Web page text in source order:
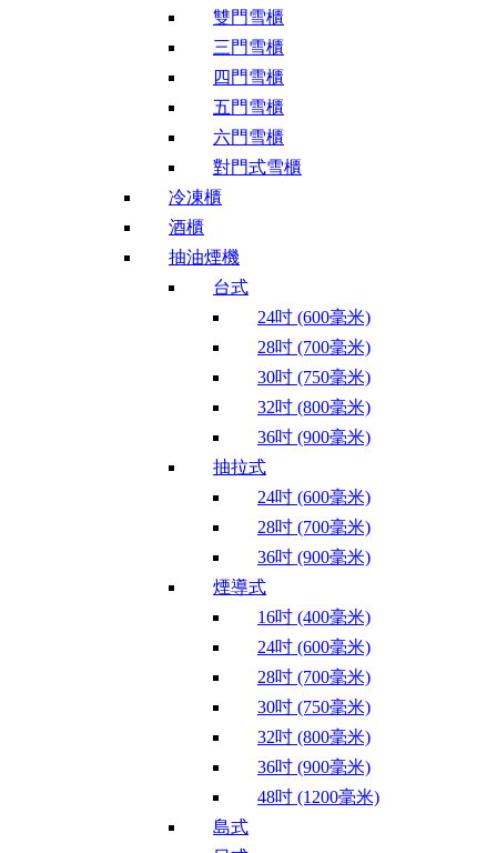
雙門雪櫃
三門雪櫃
四門雪櫃
五門雪櫃
六門雪櫃
對門式雪櫃
冷凍櫃
酒櫃
抽油煙機
台式
24吋 (600毫米)
28吋 (700毫米)
30吋 (750毫米)
32吋 (800毫米)
36吋 (900毫米)
抽拉式
24吋 (600毫米)
28吋 (700毫米)
36吋 (900毫米)
煙導式
16吋 (400毫米)
24吋 (600毫米)
28吋 (700毫米)
30吋 (750毫米)
32吋 (800毫米)
36吋 (900毫米)
48吋 (1200毫米)
島式